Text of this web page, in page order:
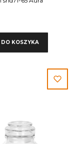
DO KOSZYKA